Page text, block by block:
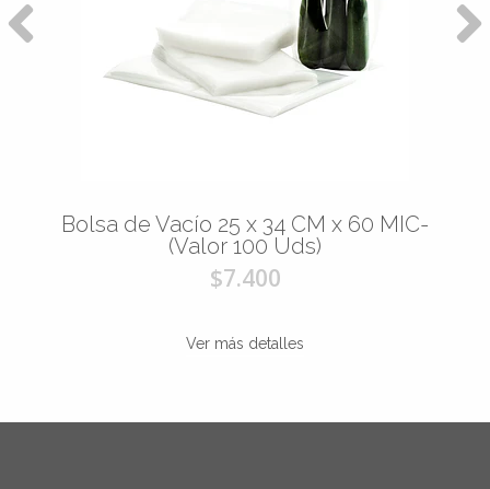
Bolsa de Vacío 25 x 34 CM x 60 MIC-
(Valor 100 Uds)
$7.400
Ver más detalles